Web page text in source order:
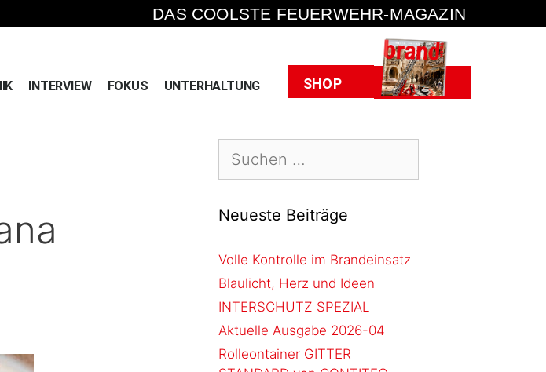
DAS COOLSTE FEUERWEHR-MAGAZIN
INTERVIEW FOKUS UNTERHALTUNG SHOP Heft
Neueste Beiträge
Volle Kontrolle im Brandeinsatz
Blaulicht, Herz und Ideen
INTERSCHUTZ SPEZIAL
Aktuelle Ausgabe 2026-04
Rolleontainer GITTER